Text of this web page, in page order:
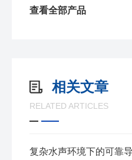
查看全部产品
相关文章
RELATED ARTICLES